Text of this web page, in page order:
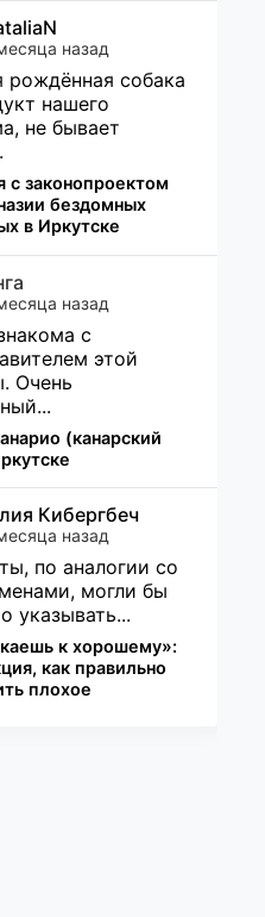
назад
рождённая собака
нашего
не бывает
с законопроектом
бездомных
в Иркутске
назад
с
этой
Очень
(канарский
Кибергбеч
назад
по аналогии со
могли бы
указывать...
к хорошему»:
как правильно
плохое